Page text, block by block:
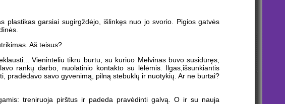
plastikas garsiai sugirgždėjo, išlinkęs nuo jo svorio. Pigios gatvės
Aš teisus?
Vieninteliu tikru burtu, su kuriuo Melvinas buvo susidūręs,
rankų darbo, nuolatinio kontakto su lėlėmis. Ilgas,išsunkiantis
pradėdavo savo gyvenimą, pilną stebuklų ir nuotykių. Ar ne burtai?
treniruoja pirštus ir padeda pravėdinti galvą. O ir su nauja